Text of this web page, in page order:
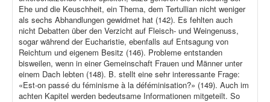
Ehe und die Keuschheit, ein Thema, dem Tertullian nicht weniger
als sechs Abhandlungen gewidmet hat (142). Es fehlten auch
nicht Debatten über den Verzicht auf Fleisch- und Weingenuss,
sogar während der Eucharistie, ebenfalls auf Entsagung von
Reichtum und eigenem Besitz (146). Probleme entstanden
bisweilen, wenn in einer Gemeinschaft Frauen und Männer unter
einem Dach lebten (148). B. stellt eine sehr interessante Frage:
«Est-on passé du féminisme à la déféminisation?» (149). Auch im
achten Kapitel werden bedeutsame Informationen mitgeteilt. So